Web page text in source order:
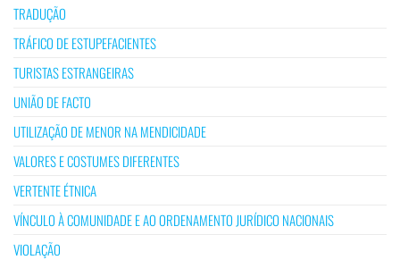
TRADUÇÃO
TRÁFICO DE ESTUPEFACIENTES
TURISTAS ESTRANGEIRAS
UNIÃO DE FACTO
UTILIZAÇÃO DE MENOR NA MENDICIDADE
VALORES E COSTUMES DIFERENTES
VERTENTE ÉTNICA
VÍNCULO À COMUNIDADE E AO ORDENAMENTO JURÍDICO NACIONAIS
VIOLAÇÃO